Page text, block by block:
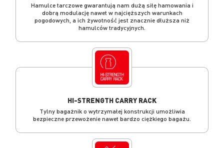
Hamulce tarczowe gwarantują nam dużą siłę hamowania i
dobrą modulację nawet w najcięższych warunkach
pogodowych, a ich żywotność jest znacznie dłuższa niż
hamulców tradycyjnych.
HI-STRENGTH CARRY RACK
Tylny bagażnik o wytrzymałej konstrukcji umożliwia
bezpieczne przewożenie nawet bardzo ciężkiego bagażu.